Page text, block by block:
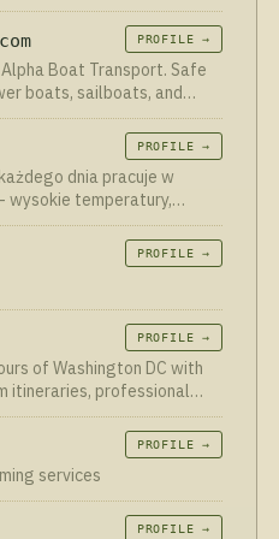
ürün
PROFILE →
Boat Transport. Safe
boats, sailboats, and
PROFILE →
dnia pracuje w
wysokie temperatury,
setki tysięcy cykli pracy
wszystkim jeden czynnik
silnikowy. To on odpowiada
jednostki
Jednak nawet najlepszy
dlatego
– to konieczność, jeśli
napraw i cieszyć się
i dopasowana do
Wymiana oleju to nie tylko
ale jeden z najważniejszych
pojazdu. Dzięki niej
smarowanie, lepiej
PROFILE →
PROFILE →
of Washington DC with
itineraries, professional
Book today!
PROFILE →
services
PROFILE →